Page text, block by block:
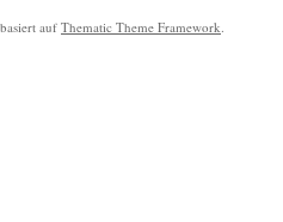
auf Thematic Theme Framework